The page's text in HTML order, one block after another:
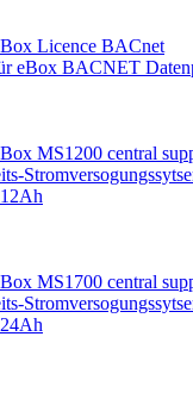
Licence BACnet
eBox BACNET
MS1200 central
MS1700 central